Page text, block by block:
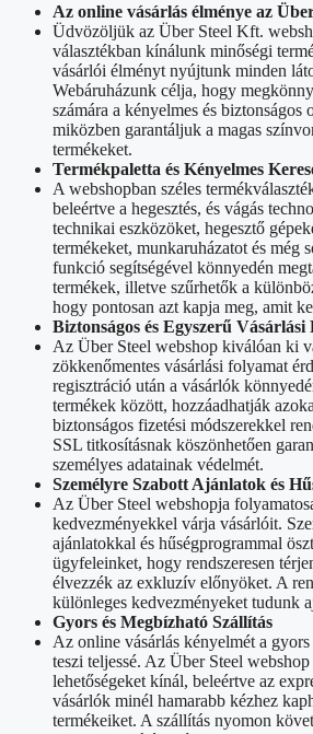
Az online vásárlás élménye az
Üdvözöljük az Über Steel Kft.
választékban kínálunk minőségi
vásárlói élményt nyújtunk minden
Webáruházunk célja, hogy
számára a kényelmes és biztonságos
miközben garantáljuk a magas
termékeket.
Termékpaletta és Kényelmes
A webshopban széles
beleértve a hegesztés, és vágás
technikai eszközöket, hegesztő
termékeket, munkaruházatot és még
funkció segítségével könnyedén
termékek, illetve szűrhetők a
hogy pontosan azt kapja meg, amit
Biztonságos és Egyszerű Vásárlási
Az Über Steel webshop kiválóan ki
zökkenőmentes vásárlási folyamat
regisztráció után a vásárlók
termékek között, hozzáadhatják
biztonságos fizetési módszerekkel
SSL titkosításnak köszönhetően
személyes adatainak védelmét.
Személyre Szabott Ajánlatok és
Az Über Steel webshopja
kedvezményekkel várja vásárlóit.
ajánlatokkal és hűségprogrammal
ügyfeleinket, hogy rendszeresen
élvezzék az exkluzív előnyöket. A
különleges kedvezményeket tudunk
Gyors és Megbízható Szállítás
Az online vásárlás kényelmét a
teszi teljessé. Az Über Steel
lehetőségeket kínál, beleértve az
vásárlók minél hamarabb kézhez
termékeiket. A szállítás nyomon